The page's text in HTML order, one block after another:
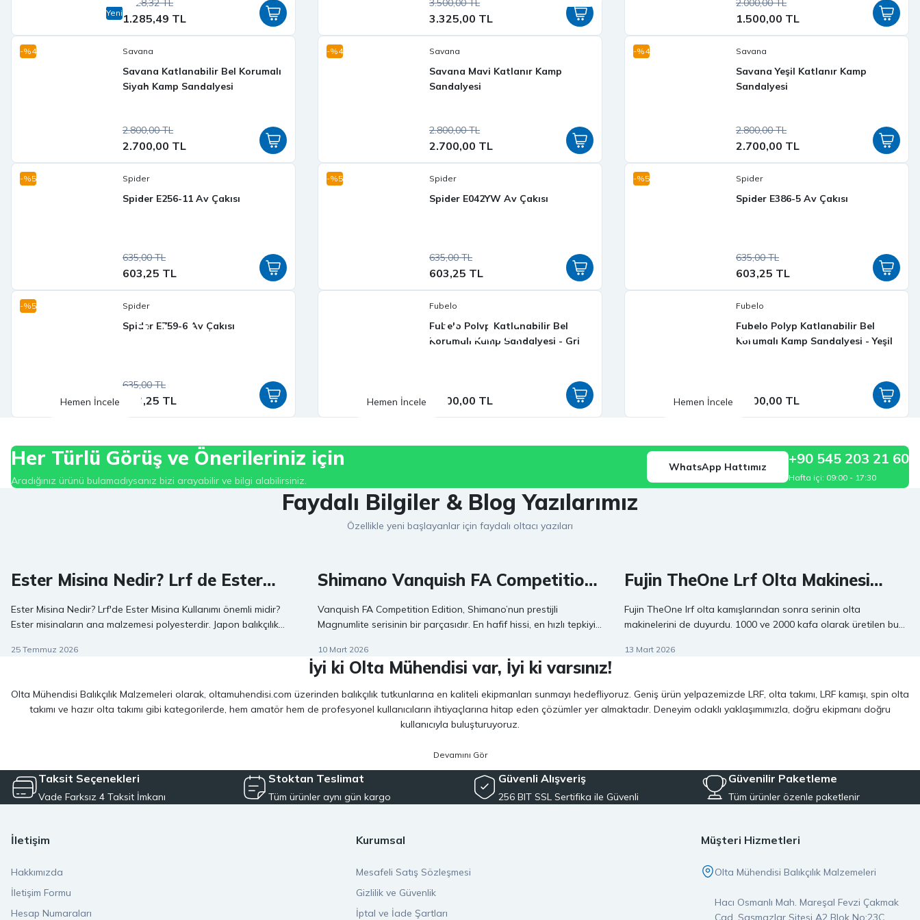
Yeni
1.428,32 TL
1.285,49 TL
3.500,00 TL
3.325,00 TL
2.000,00 TL
1.500,00 TL
-%4 Savana
Savana Katlanabilir Bel Korumalı
Siyah Kamp Sandalyesi
2.800,00 TL
2.700,00 TL
-%4 Savana
Savana Mavi Katlanır Kamp
Sandalyesi
2.800,00 TL
2.700,00 TL
-%4 Savana
Savana Yeşil Katlanır Kamp
Sandalyesi
2.800,00 TL
2.700,00 TL
-%5 Spider
Spider E256-11 Av Çakısı
635,00 TL
603,25 TL
-%5 Spider
Spider E042YW Av Çakısı
635,00 TL
603,25 TL
-%5 Spider
Spider E386-5 Av Çakısı
635,00 TL
603,25 TL
-%5 Spider
Spider E759-6 Av Çakısı
635,00 TL
603,25 TL
Fubelo
Fubelo Polyp Katlanabilir Bel
Korumalı Kamp Sandalyesi - Gri
3.500,00 TL
Fubelo
Fubelo Polyp Katlanabilir Bel
Korumalı Kamp Sandalyesi - Yeşil
3.500,00 TL
Kalamar Zokaları
Hemen İncele
Derin Su Yemleri
Hemen İncele
Jig Yemler
Hemen İncele
Her Türlü Görüş ve Önerileriniz için
Aradığınız ürünü bulamadıysanız bizi arayabilir ve bilgi alabilirsiniz.
WhatsApp Hattımız +90 545 203 21 60
Hafta içi: 09:00 - 17:30
Faydalı Bilgiler & Blog Yazılarımız
Özellikle yeni başlayanlar için faydalı oltacı yazıları
Ester Misina Nedir? Lrf de Ester
Misina Kullanımı
Ester Misina Nedir? Lrf'de Ester Misina Kullanımı önemli midir?
Ester misinaların ana malzemesi polyesterdir. Japon balıkçılık
adlandırılır.
25 Temmuz 2026
Shimano Vanquish FA Competition
Edition Olta Makineleri
Vanquish FA Competition Edition, Shimano’nun prestijli
Magnumlite serisinin bir parçasıdır. En hafif hissi, en hızlı tepkiyi
balıkçıları için tasarlanmıştır. Bu makinenin her detayı,
hassasiyeti ve verimliliği en üst düzeye çıkarmak için mühendislik
hassasiyetin en önemli olduğu yüksek baskılı ortamlarda
mükemmel bir seçimdir.
10 Mart 2026
Fujin TheOne Lrf Olta Makinesi
Modelleri - Fiyatları
Fujin TheOne lrf olta kamışlarından sonra serinin olta
makinelerini de duyurdu. 1000 ve 2000 kafa olarak üretilen bu
13 Mart 2026
İyi ki Olta Mühendisi var, İyi ki varsınız!
Olta Mühendisi Balıkçılık Malzemeleri olarak, oltamuhendisi.com üzerinden balıkçılık tutkunlarına en kaliteli ekipmanları sunmayı hedefliyoruz. Geniş ürün yelpazemizde LRF, olta takımı, LRF kamışı, spin olta
takımı ve hazır olta takımı gibi kategorilerde, hem amatör hem de profesyonel kullanıcıların ihtiyaçlarına hitap eden çözümler yer almaktadır. Deneyim odaklı yaklaşımımızla, doğru ekipmanı doğru
kullanıcıyla buluşturuyoruz.
Shimano, Daiwa, Hanfish, Fujin ve Ryuji gibi lider markaların en güncel ve performans odaklı modellerinden oluşur. Özellikle LRF avcılığı ve
spin balıkçılığı için optimize edilmiş ekipmanlarımız sayesinde, av veriminizi artırırken maksimum keyif almanızı sağlıyoruz. Ürün seçiminde kalite, dayanıklılık ve performans kriterlerini ön planda tutuyoruz.
Olta Mühendisi olarak müşteri memnuniyetini en üst seviyede tutmayı ilke edindik. oltamuhendisi.com üzerinden verdiğiniz tüm siparişler, doğrudan stoktan temin edilerek özenle paketlenir ve aynı gün
kargo avantajıyla hızlı bir şekilde adresinize ulaştırılır. Bu sayede beklemeden, güvenle alışveriş yapmanın ayrıcalığını yaşarsınız.
Sanal mağazamızda güvenli ödeme altyapısı ve kullanıcı dostu arayüz ile alışveriş deneyiminizi sorunsuz hale getiriyoruz. Tüm ürünlerimiz orijinal ve garantili olup, satış öncesi ve sonrası destek
Taksit Seçenekleri
Vade Farksız 4 Taksit İmkanı
Stoktan Teslimat
Tüm ürünler aynı gün kargo
Güvenli Alışveriş
256 BIT SSL Sertifika ile Güvenli
Güvenilir Paketleme
Tüm ürünler özenle paketlenir
İletişim
Hakkımızda
İletişim Formu
Hesap Numaraları
Kurumsal
Mesafeli Satış Sözleşmesi
Gizlilik ve Güvenlik
İptal ve İade Şartları
Müşteri Hizmetleri
Olta Mühendisi Balıkçılık Malzemeleri
Hacı Osmanlı Mah. Mareşal Fevzi Çakmak
Cad. Şaşmazlar Sitesi A2 Blok No:23C